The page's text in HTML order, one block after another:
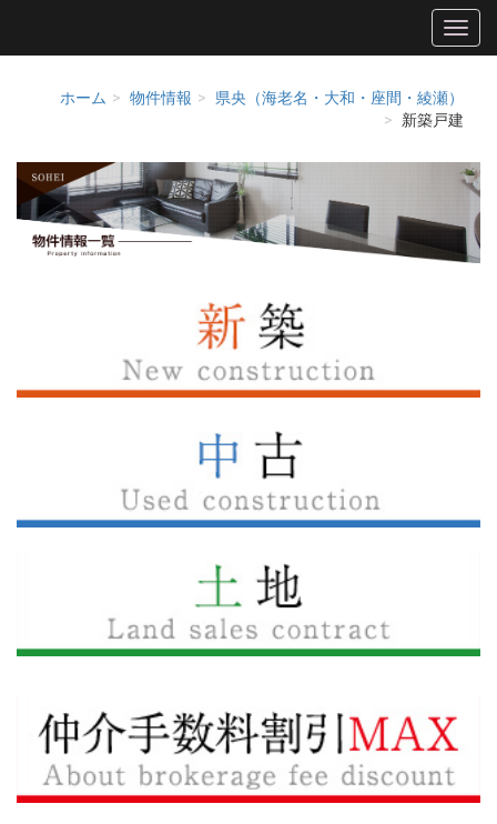
ホーム 物件情報
県央（海老名・大和・座間・綾瀬）
新築戸建